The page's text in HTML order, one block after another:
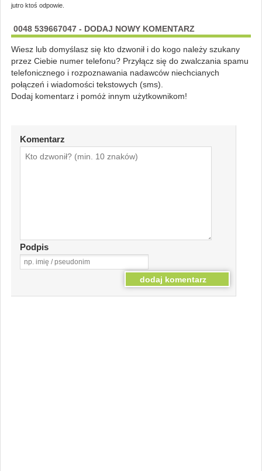
jutro ktoś odpowie.
0048 539667047 - DODAJ NOWY KOMENTARZ
Wiesz lub domyślasz się kto dzwonił i do kogo należy szukany
przez Ciebie numer telefonu? Przyłącz się do zwalczania spamu
telefonicznego i rozpoznawania nadawców niechcianych
połączeń i wiadomości tekstowych (sms).
Dodaj komentarz i pomóż innym użytkownikom!
Komentarz
Podpis